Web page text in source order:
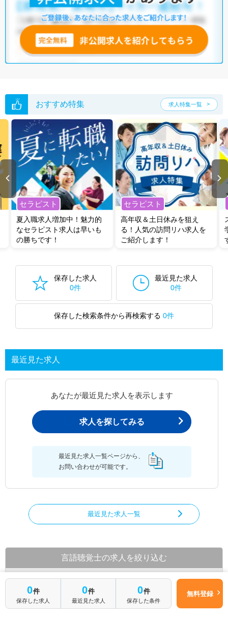
おすすめ特集 求人特集一覧
セラピスト
夏入職求人増加中！魅力的
なセラピスト求人は早いも
の勝ちです！
セラピスト
高年収＆土日休みを狙え
る！人気の訪問リハ求人を
ご紹介します！
保存した求人
0件
最近見た求人
0件
保存した検索条件から再検索する 0件
最近見た求人
あなたが最近見た求人を表示します
求人を探してみる
最近見た求人一覧ページから、
お問い合わせが可能です。
最近見た求人一覧
0件
保存した求人
0件
最近見た求人
0件
保存した条件
無料登録
言語聴覚士の求人を絞り込む
北海道 青森県
宮城県
秋田県
山形県